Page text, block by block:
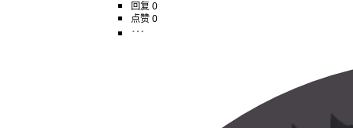
回复 0
点赞 0